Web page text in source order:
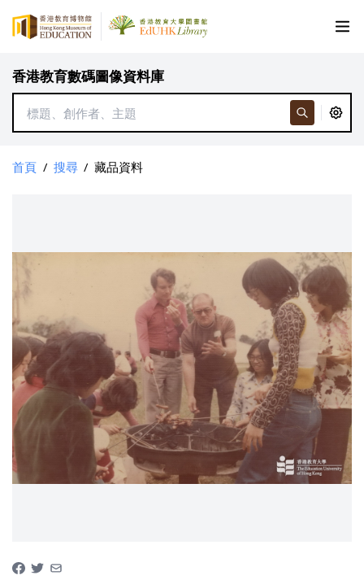
香港教育數碼圖像資料庫
首頁 / 搜尋 / 藏品資料